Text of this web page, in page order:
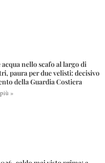
acqua nello scafo al largo di
paura per due velisti: decisivo
della Guardia Costiera
»